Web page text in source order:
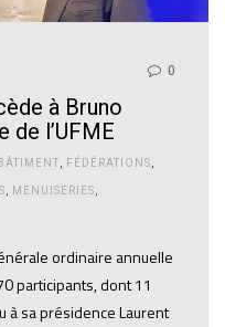
0
à Bruno
de l’UFME
, FÉDÉRATIONS,
, MENUISERIES,
ordinaire annuelle
participants, dont 11
à sa présidence Laurent